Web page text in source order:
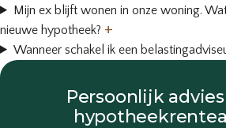
Mijn ex blijft wonen in onze woning.
nieuwe hypotheek? +
Wanneer schakel ik een
Persoonlijk